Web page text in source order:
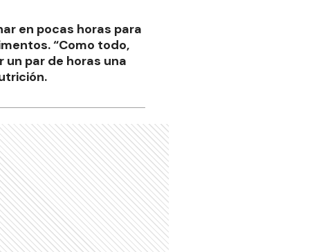
en pocas horas para
“Como todo,
par de horas una